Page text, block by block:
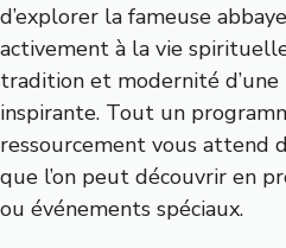
d’explorer la fameuse
activement à la vie
tradition et modernité
inspirante. Tout un
ressourcement vous attend
que l’on peut découvrir en
ou événements spéciaux.